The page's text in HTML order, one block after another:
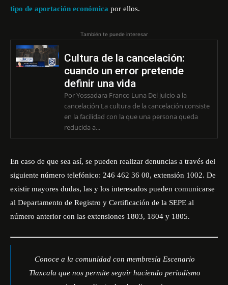
tipo de aportación económica por ellos.
También te puede interesar
Cultura de la cancelación:
cuando un error pretende
definir una vida
Por Yossadara Franco Luna Del juicio a la
cancelación La cultura de la cancelación consiste
en la facilidad con la que una persona queda
reducida a...
En caso de que sea así, se pueden realizar denuncias a través del
siguiente número telefónico: 246 462 36 00, extensión 1002. De
existir mayores dudas, las y los interesados pueden comunicarse
al Departamento de Registro y Certificación de la SEPE al
número anterior con las extensiones 1803, 1804 y 1805.
Conoce a la comunidad con membresía Escenario
Tlaxcala que nos permite seguir haciendo periodismo